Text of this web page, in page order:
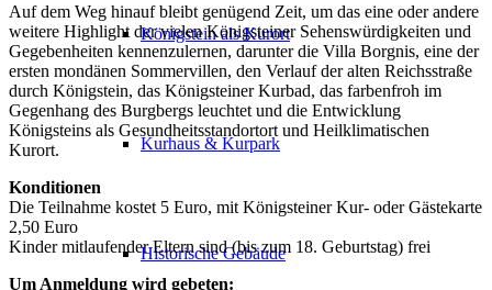
Königstein als Kurort
Kurhaus & Kurpark
Historische Gebäude
Auf dem Weg hinauf bleibt genügend Zeit, um das eine oder andere
weitere Highlight der vielen Königsteiner Sehenswürdigkeiten und
Gegebenheiten kennenzulernen, darunter die Villa Borgnis, eine der
ersten mondänen Sommervillen, den Verlauf der alten Reichsstraße
durch Königstein, das Königsteiner Kurbad, das farbenfroh im
Gegenhang des Burgbergs leuchtet und die Entwicklung
Königsteins als Gesundheitsstandortort und Heilklimatischen
Kurort.
Konditionen
Die Teilnahme kostet 5 Euro, mit Königsteiner Kur- oder Gästekarte
2,50 Euro
Kinder mitlaufender Eltern sind (bis zum 18. Geburtstag) frei
Um Anmeldung wird gebeten: